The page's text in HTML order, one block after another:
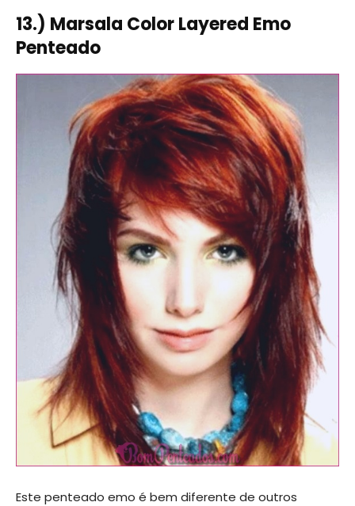
13.) Marsala Color Layered Emo
Penteado
Este penteado emo é bem diferente de outros